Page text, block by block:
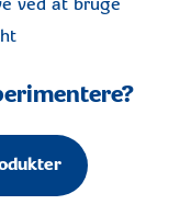
ved at bruge